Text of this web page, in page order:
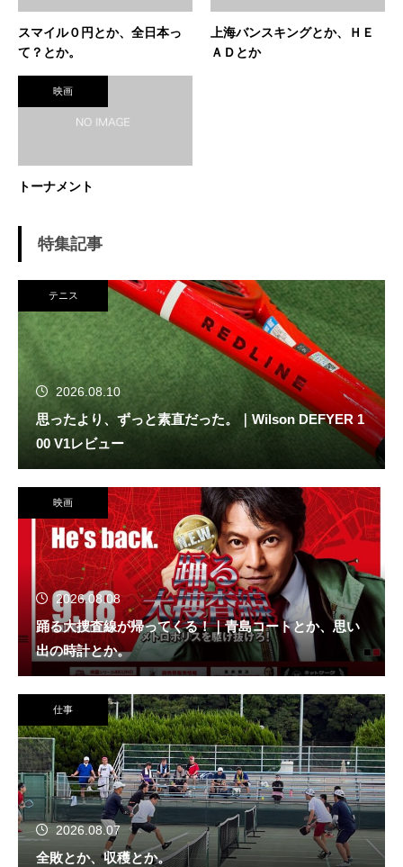
スマイル０円とか、全日本っ
て？とか。
上海バンスキングとか、ＨＥ
ＡＤとか
映画
トーナメント
特集記事
テニス
2026.08.10
思ったより、ずっと素直だった。｜Wilson DEFYER 1
00 V1レビュー
映画
2026.08.08
踊る大捜査線が帰ってくる！｜青島コートとか、思い
出の時計とか。
仕事
2026.08.07
全敗とか、収穫とか。